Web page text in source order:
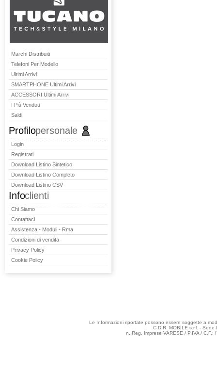
Marchi Distribuiti
Telefoni Per Modello
Ultimi Arrivi
SMARTPHONE Ultimi Arrivi
ACCESSORI Ultimi Arrivi
I Più Venduti
Saldi
Profilopersonale
Login
Registrati
Download Listino Sintetico
Download Listino Completo
Download Listino CSV
Infoclienti
Chi Siamo
Contattaci
Assistenza - Moduli - Rma
Condizioni di vendita
Privacy Policy
Cookie Policy
Le Informazioni riportate possono essere soggette a
C.D.R. MOBILE s.r.l. -
n. Reg. Imprese VARESE / P.IVA /